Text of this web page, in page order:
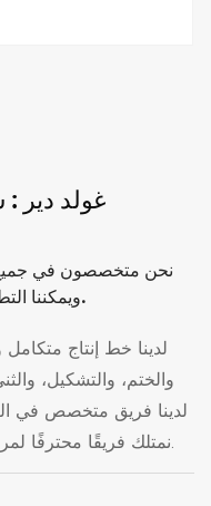
غولد دير :
نحن متخصصون في جميع
(OEM) ويمكننا التطوير بناءً على احتياجات العملاء.
لدينا خط إنتاج
والختم، والتشكيل،
لدينا فريق متخصص في